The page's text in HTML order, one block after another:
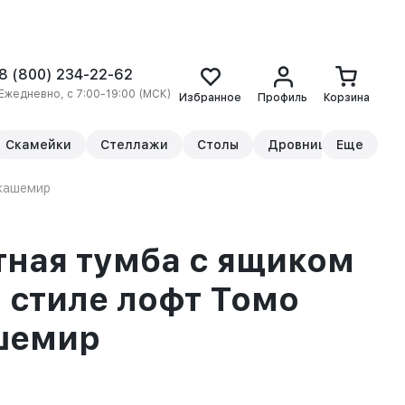
(800) 234-22-62
с 7:00-19:00 (МСК) Избранное Профиль Корзина
Скамейки Стеллажи Столы Дровницы Еще
тумба с ящиком
стиле лофт Томо